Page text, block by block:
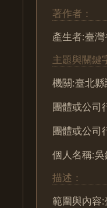
著作者：
產生者:臺
主題與關鍵
機關:臺北縣
團體或公司
團體或公司
個人名稱:
描述：
範圍與內容